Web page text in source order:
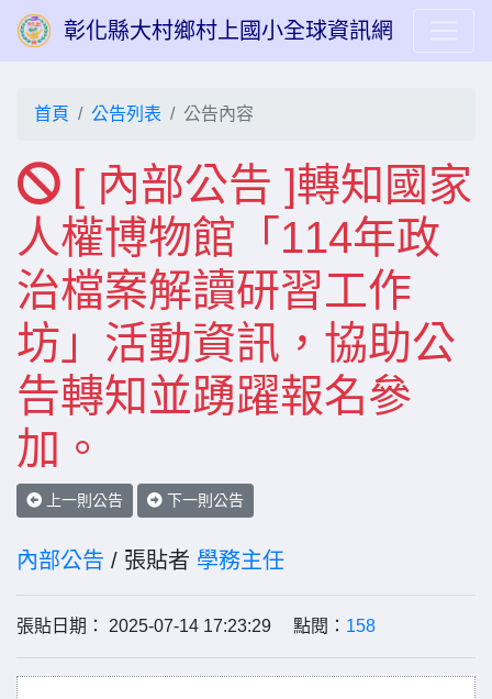
彰化縣大村鄉村上國小全球資訊網
首頁 公告列表 公告內容
[ 內部公告 ]轉知國家
人權博物館「114年政
治檔案解讀研習工作
坊」活動資訊，協助公
告轉知並踴躍報名參
加。
上一則公告 下一則公告
內部公告 / 張貼者 學務主任
張貼日期： 2025-07-14 17:23:29 點閱： 158